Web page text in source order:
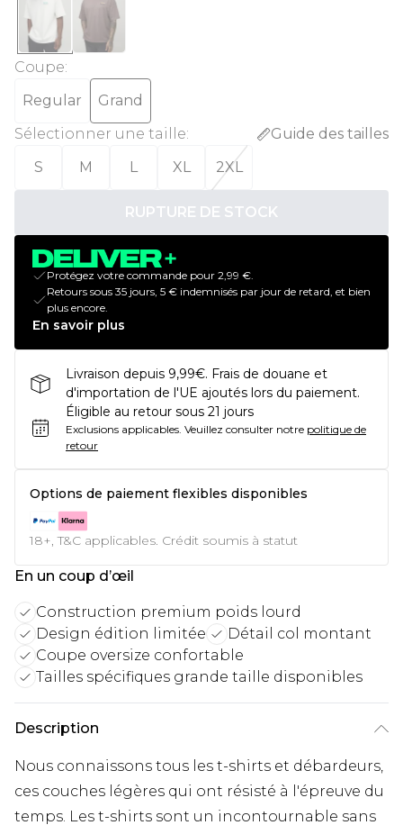
Coupe:
Regular
Grand
Sélectionner une taille:
Guide des tailles
S
M L XL 2XL
RUPTURE DE STOCK
Protégez votre commande pour 2,99 €.
Retours sous 35 jours, 5 € indemnisés par jour de retard, et bien
plus encore.
En savoir plus
Livraison depuis 9,99€. Frais de douane et
d'importation de l'UE ajoutés lors du paiement.
Éligible au retour sous 21 jours
Exclusions applicables. Veuillez consulter notre politique de
retour
Options de paiement flexibles disponibles
18+, T&C applicables. Crédit soumis à statut
En un coup d’œil
Construction premium poids lourd
Design édition limitée
Détail col montant
Coupe oversize confortable
Tailles spécifiques grande taille disponibles
Description
Nous connaissons tous les t-shirts et débardeurs,
ces couches légères qui ont résisté à l'épreuve du
temps. Les t-shirts sont un incontournable sans